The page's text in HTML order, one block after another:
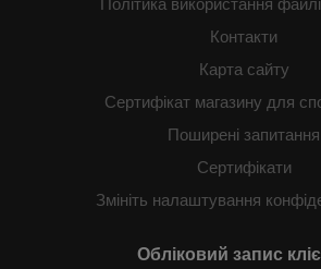
Контакти
Карта сайту
Сертифікат магазину для
Поширені запитання
Сертифікати
Змініть налаштування
Обліковий запис